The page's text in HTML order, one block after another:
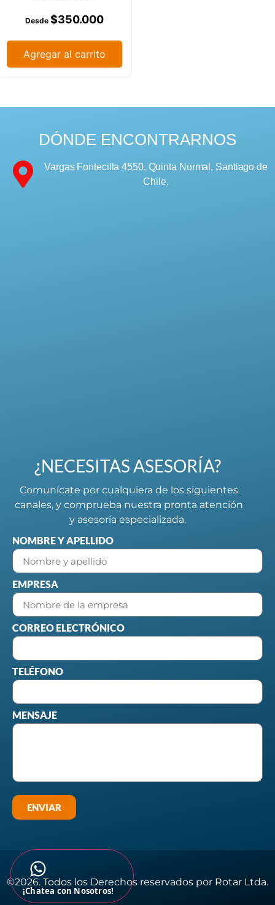
$350.000
Agregar al carrito
DÓNDE ENCONTRARNOS
Vargas Fontecilla 4550, Quinta Normal, Santiago de
Chile.
¿NECESITAS ASESORÍA?
Comunícate por cualquiera de los siguientes
canales, y comprueba nuestra pronta atención
y asesoría especializada.
NOMBRE Y APELLIDO
EMPRESA
CORREO ELECTRÓNICO
TELÉFONO
MENSAJE
ENVIAR
©2026. Todos los Derechos reservados por Rotar Ltda.​
¡Chatea con Nosotros!